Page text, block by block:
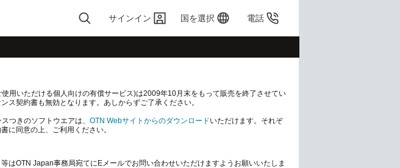
2 or more
for results.
サインイン 国を選択 電話
用いただける個人向けの有償サービス)は2009年10月末をもって販売を終了させてい
ス契約書も無効となります。あしからずご了承ください。
つきのソフトウエアは、 OTN Webサイトからのダウンロードいただけます。それぞ
に同意の上、ご利用ください。
はOTN Japan事務局宛てにEメールでお問い合わせいただけますようお願いいたしま